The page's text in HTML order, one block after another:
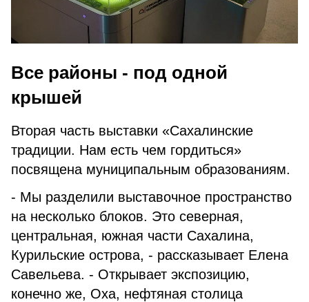
Все районы - под одной
крышей
Вторая часть выставки «Сахалинские
традиции. Нам есть чем гордиться»
посвящена муниципальным образованиям.
- Мы разделили выставочное пространство
на несколько блоков. Это северная,
центральная, южная части Сахалина,
Курильские острова, - рассказывает Елена
Савельева. - Открывает экспозицию,
конечно же, Оха, нефтяная столица